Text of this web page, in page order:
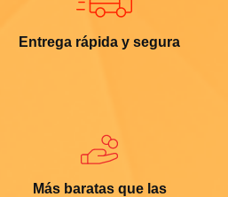
Entrega rápida y segura
Más baratas que las